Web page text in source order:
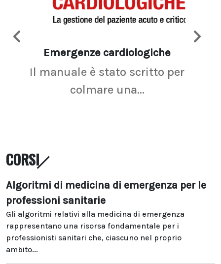
Emergenze cardiologiche
Il manuale è stato scritto per
colmare una...
CORSI
Algoritmi di medicina di emergenza per le
professioni sanitarie
Gli algoritmi relativi alla medicina di emergenza
rappresentano una risorsa fondamentale per i
professionisti sanitari che, ciascuno nel proprio
ambito...